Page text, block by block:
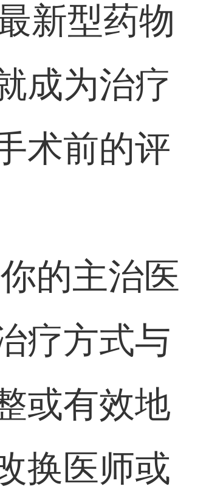
新型药物
成为治疗
术前的评
的主治医
疗方式与
或有效地
换医师或